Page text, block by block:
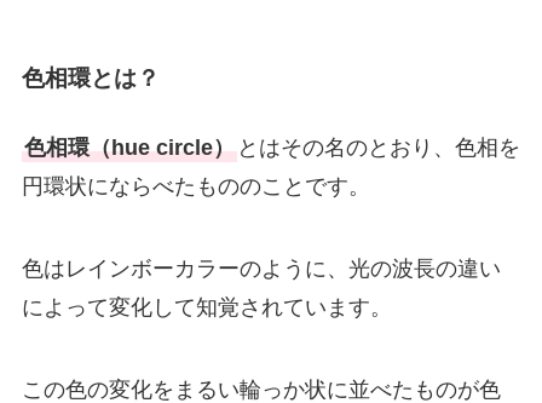
色相環とは？
色相環（hue circle）とはその名のとおり、色相を
円環状にならべたもののことです。
色はレインボーカラーのように、光の波長の違い
によって変化して知覚されています。
この色の変化をまるい輪っか状に並べたものが色